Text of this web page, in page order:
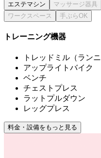
エステマシン
トレーニング機器
トレッドミル（ラン
アップライトバイク
ベンチ
チェストプレス
ラットプルダウン
レッグプレス
料金・設備をもっと見る